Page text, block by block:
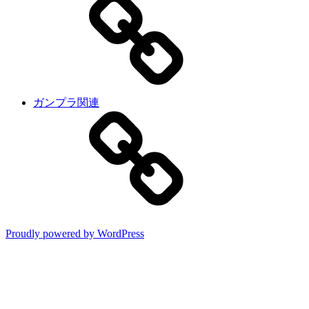
ガンプラ関連
Proudly powered by WordPress